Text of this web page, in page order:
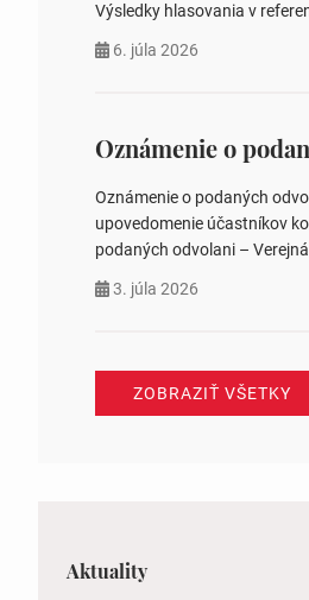
Výsledky hlasovania v
na hlasovaní https://
6. júla 2026
Oznámenie o podaných
upovedomenie účastníkov
podaných odvolani –
3. júla 2026
ZOBRAZIŤ VŠETKY
Aktuality